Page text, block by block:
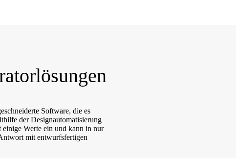
Software, die es
der Designautomatisierung
Werte ein und kann in nur
mit entwurfsfertigen